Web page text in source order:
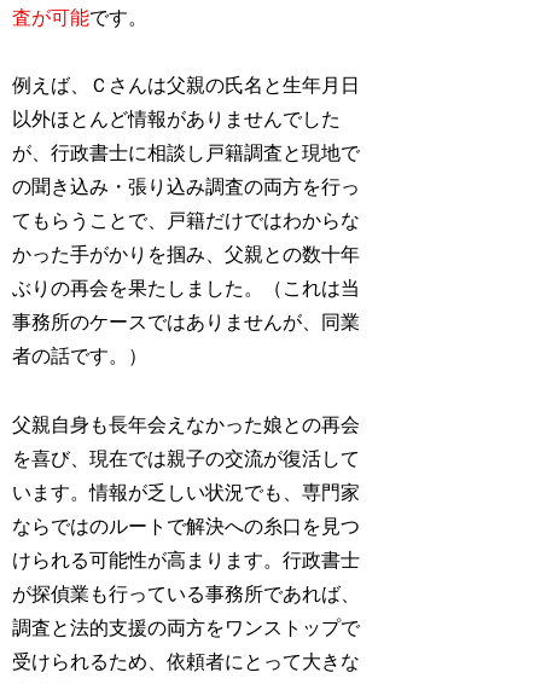
査が可能です。
例えば、Ｃさんは父親の氏名と生年月日
以外ほとんど情報がありませんでした
が、行政書士に相談し戸籍調査と現地で
の聞き込み・張り込み調査の両方を行っ
てもらうことで、戸籍だけではわからな
かった手がかりを掴み、父親との数十年
ぶりの再会を果たしました。（これは当
事務所のケースではありませんが、同業
者の話です。）
父親自身も長年会えなかった娘との再会
を喜び、現在では親子の交流が復活して
います。情報が乏しい状況でも、専門家
ならではのルートで解決への糸口を見つ
けられる可能性が高まります。行政書士
が探偵業も行っている事務所であれば、
調査と法的支援の両方をワンストップで
受けられるため、依頼者にとって大きな